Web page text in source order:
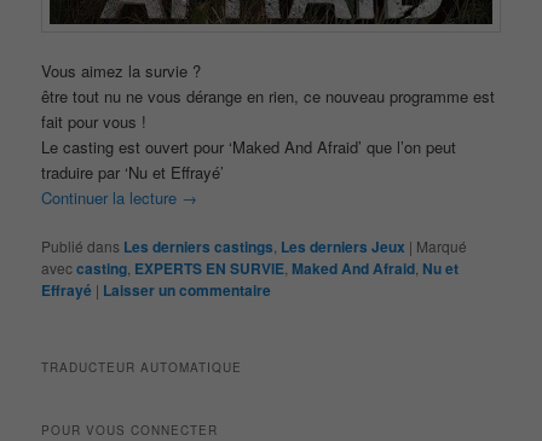
Vous aimez la survie ?
être tout nu ne vous dérange en rien, ce nouveau programme est
fait pour vous !
Le casting est ouvert pour ‘Maked And Afraid’ que l’on peut
traduire par ‘Nu et Effrayé’
Continuer la lecture →
Publié dans Les derniers castings Les derniers Jeux | Marqué
aveccasting EXPERTS EN SURVIE Maked And Afraid Nu et
Effrayé | Laisser un commentaire
TRADUCTEUR AUTOMATIQUE
POUR VOUS CONNECTER